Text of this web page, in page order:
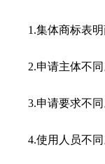
1.集体商标表明
2.申请主体不同。
3.申请要求不同
4.使用人员不同